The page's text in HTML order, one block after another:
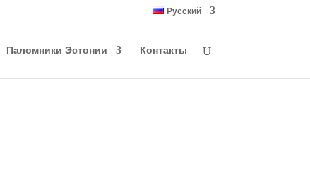
Русский
Паломники Эстонии Контакты